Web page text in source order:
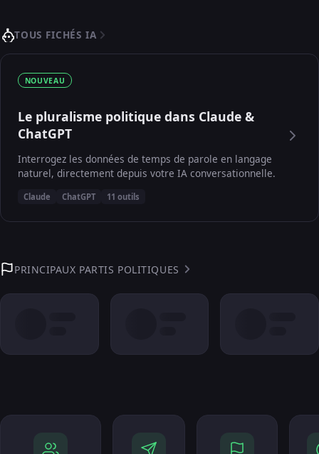
TOUS FICHÉS IA
NOUVEAU
Le pluralisme politique dans Claude &
ChatGPT
Interrogez les données de temps de parole en langage
naturel, directement depuis votre IA conversationnelle.
Claude ChatGPT 11 outils
PRINCIPAUX PARTIS POLITIQUES